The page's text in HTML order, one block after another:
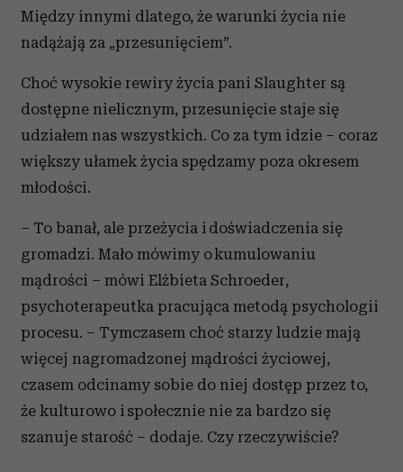
Między innymi dlatego, że warunki życia nie
nadążają za „przesunięciem”.
Choć wysokie rewiry życia pani Slaughter są
dostępne nielicznym, przesunięcie staje się
udziałem nas wszystkich. Co za tym idzie – coraz
większy ułamek życia spędzamy poza okresem
młodości.
– To banał, ale przeżycia i doświadczenia się
gromadzi. Mało mówimy o kumulowaniu
mądrości – mówi Elżbieta Schroeder,
psychoterapeutka pracująca metodą psychologii
procesu. – Tymczasem choć starzy ludzie mają
więcej nagromadzonej mądrości życiowej,
czasem odcinamy sobie do niej dostęp przez to,
że kulturowo i społecznie nie za bardzo się
szanuje starość – dodaje. Czy rzeczywiście?